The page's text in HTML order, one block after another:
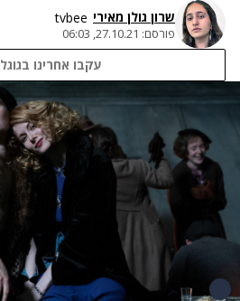
שרון גולן מאירי tvbee
פורסם: 27.10.21, 06:03
עקבו אחרינו בגוגל